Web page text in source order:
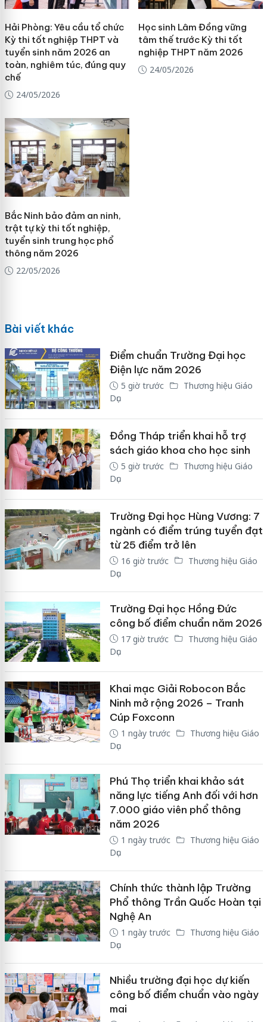
Hải Phòng: Yêu cầu tổ chức
Kỳ thi tốt nghiệp THPT và
tuyển sinh năm 2026 an
toàn, nghiêm túc, đúng quy
chế
24/05/2026
Học sinh Lâm Đồng vững
tâm thế trước Kỳ thi tốt
nghiệp THPT năm 2026
24/05/2026
Bắc Ninh bảo đảm an ninh,
trật tự kỳ thi tốt nghiệp,
tuyển sinh trung học phổ
thông năm 2026
22/05/2026
Bài viết khác
Điểm chuẩn Trường Đại học
Điện lực năm 2026
5 giờ trước
Thương hiệu Giáo
Dục
Đồng Tháp triển khai hỗ trợ
sách giáo khoa cho học sinh
5 giờ trước
Thương hiệu Giáo
Dục
Trường Đại học Hùng Vương: 7
ngành có điểm trúng tuyển đạt
từ 25 điểm trở lên
16 giờ trước
Thương hiệu Giáo
Dục
Trường Đại học Hồng Đức
công bố điểm chuẩn năm 2026
17 giờ trước
Thương hiệu Giáo
Dục
Khai mạc Giải Robocon Bắc
Ninh mở rộng 2026 – Tranh
Cúp Foxconn
1 ngày trước
Thương hiệu Giáo
Dục
Phú Thọ triển khai khảo sát
năng lực tiếng Anh đối với hơn
7.000 giáo viên phổ thông
năm 2026
1 ngày trước
Thương hiệu Giáo
Dục
Chính thức thành lập Trường
Phổ thông Trần Quốc Hoàn tại
Nghệ An
1 ngày trước
Thương hiệu Giáo
Dục
Nhiều trường đại học dự kiến
công bố điểm chuẩn vào ngày
mai